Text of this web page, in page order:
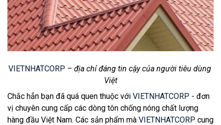
VIETNHATCORP – địa chỉ đáng tin cậy của người tiêu dùng
Việt
Chắc hẳn bạn đã quá quen thuộc với VIETNHATCORP - đơn
vị chuyên cung cấp các dòng tôn chống nóng chất lượng
hàng đầu Việt Nam. Các sản phẩm mà VIETNHATCORP cung